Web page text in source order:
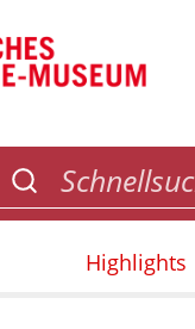
Highlights